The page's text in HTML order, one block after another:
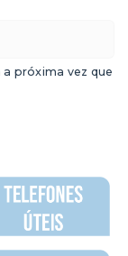
próxima vez que